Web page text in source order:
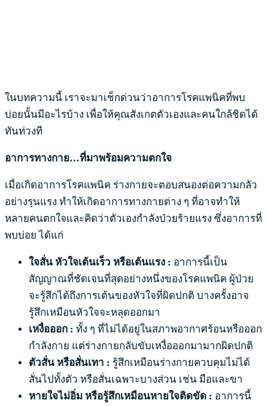
ในบทความนี้ เราจะมาเช็กด่วนว่าอาการโรคแพนิคที่พบ
บ่อยนั้นมีอะไรบ้าง เพื่อให้คุณสังเกตตัวเองและคนใกล้ชิดได้
ทันท่วงที
อาการทางกาย…ที่มาพร้อมความตกใจ
เมื่อเกิดอาการโรคแพนิค ร่างกายจะตอบสนองต่อความกลัว
อย่างรุนแรง ทำให้เกิดอาการทางกายต่าง ๆ ที่อาจทำให้
หลายคนตกใจและคิดว่าตัวเองกำลังป่วยร้ายแรง ซึ่งอาการที่
พบบ่อย ได้แก่
ใจสั่น หัวใจเต้นเร็ว หรือเต้นแรง : อาการนี้เป็น
สัญญาณที่ชัดเจนที่สุดอย่างหนึ่งของโรคแพนิค ผู้ป่วย
จะรู้สึกได้ถึงการเต้นของหัวใจที่ผิดปกติ บางครั้งอาจ
รู้สึกเหมือนหัวใจจะหลุดออกมา
เหงื่อออก : ทั้ง ๆ ที่ไม่ได้อยู่ในสภาพอากาศร้อนหรือออก
กำลังกาย แต่ร่างกายกลับขับเหงื่อออกมามากผิดปกติ
ตัวสั่น หรือสั่นเทา : รู้สึกเหมือนร่างกายควบคุมไม่ได้
สั่นไปทั้งตัว หรือสั่นเฉพาะบางส่วน เช่น มือและขา
หายใจไม่อิ่ม หรือรู้สึกเหมือนหายใจติดขัด : อาการนี้